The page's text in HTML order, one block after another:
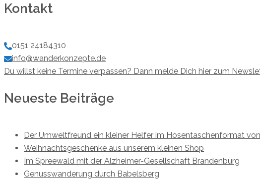
Kontakt
0151 24184310
info@wanderkonzepte.de
Du willst keine Termine verpassen? Dann melde Dich hier zum
Neueste Beiträge
Der Umweltfreund ein kleiner Helfer im Hosentaschenformat
Weihnachtsgeschenke aus unserem kleinen Shop
Im Spreewald mit der Alzheimer-Gesellschaft Brandenburg
Genusswanderung durch Babelsberg